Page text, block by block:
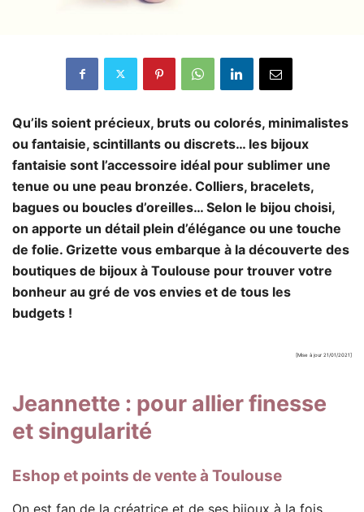
Qu’ils soient précieux, bruts ou colorés, minimalistes
ou fantaisie, scintillants ou discrets… les bijoux
fantaisie sont l’accessoire idéal pour sublimer une
tenue ou une peau bronzée. Colliers, bracelets,
bagues ou boucles d’oreilles… Selon le bijou choisi,
on apporte un détail plein d’élégance ou une touche
de folie. Grizette vous embarque à la découverte des
boutiques de bijoux à Toulouse pour trouver votre
bonheur au gré de vos envies et de tous les
budgets !
[Mise à jour 21/01/2021]
Jeannette : pour allier finesse
et singularité
Eshop et points de vente à Toulouse
On est fan de la créatrice et de ses bijoux à la fois